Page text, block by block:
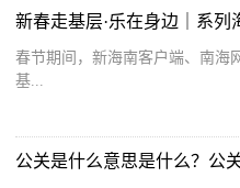
春节期间，新海南客户端、南海
基...
公关是什么意思是什么？公